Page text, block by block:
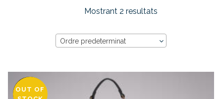
Mostrant 2 resultats
Ordre predeterminat
OFERTA!
OUT OF